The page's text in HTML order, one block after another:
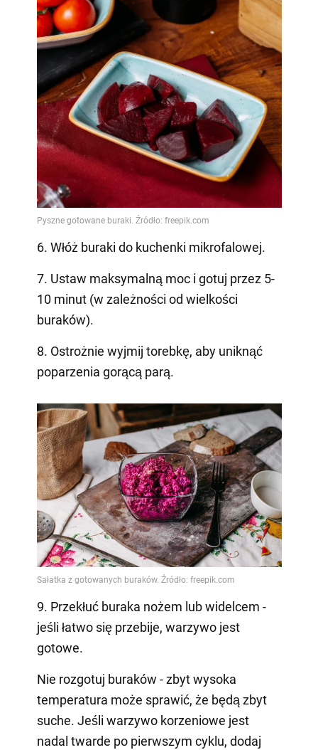
6. Włóż buraki do kuchenki mikrofalowej.
7. Ustaw maksymalną moc i gotuj przez 5-
10 minut (w zależności od wielkości
buraków).
8. Ostrożnie wyjmij torebkę, aby uniknąć
poparzenia gorącą parą.
9. Przekłuć buraka nożem lub widelcem -
jeśli łatwo się przebije, warzywo jest
gotowe.
Nie rozgotuj buraków - zbyt wysoka
temperatura może sprawić, że będą zbyt
suche. Jeśli warzywo korzeniowe jest
nadal twarde po pierwszym cyklu, dodaj